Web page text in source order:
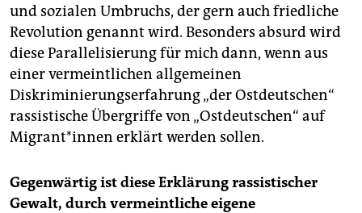
und sozialen Umbruchs, der gern auch friedliche
Revolution genannt wird. Besonders absurd wird
diese Parallelisierung für mich dann, wenn aus
einer vermeintlichen allgemeinen
Diskriminierungserfahrung „der Ostdeutschen“
rassistische Übergriffe von „Ostdeutschen“ auf
Mig­rant*innen erklärt werden sollen.
Gegenwärtig ist diese Erklärung rassistischer
Gewalt, durch vermeintliche eigene